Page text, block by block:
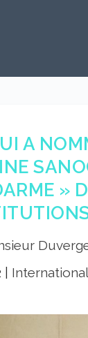
A
»
International